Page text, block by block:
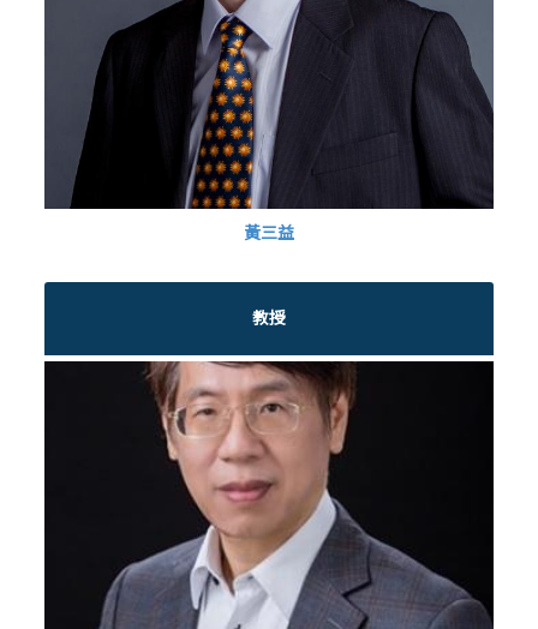
黃三益
教授